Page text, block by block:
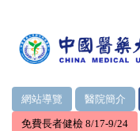
網站導覽 醫院簡介
免費長者健檢 8/17-9/24